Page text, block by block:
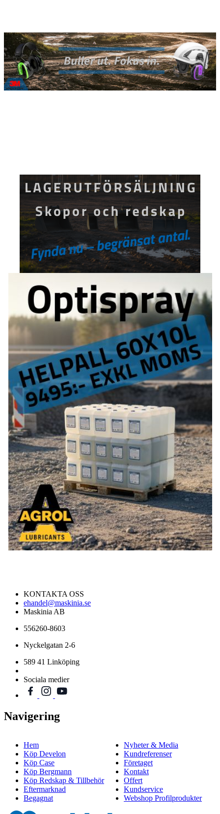
KONTAKTA OSS
ehandel@maskinia.se
Maskinia AB
556260-8603
Nyckelgatan 2-6
589 41 Linköping
Sociala medier
Navigering
Hem
Köp Develon
Köp Case
Köp Bergmann
Köp Redskap & Tillbehör
Eftermarknad
Begagnat
Nyheter & Media
Kundreferenser
Företaget
Kontakt
Offert
Kundservice
Webshop Profilprodukter